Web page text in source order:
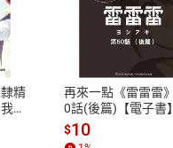
、LINE PAY、AFTEE
精
的
再來一點《雷雷雷
0話(後篇)【電子書】
$10